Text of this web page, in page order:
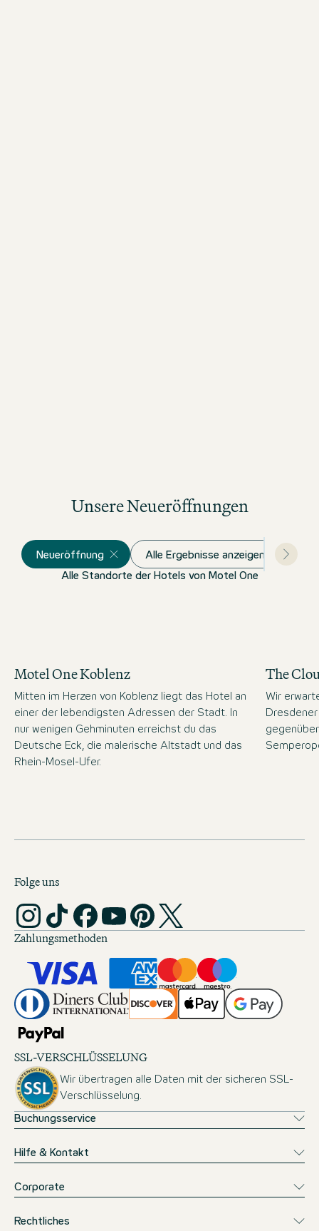
Unsere Neueröffnungen
Neueröffnung Alle Ergebnisse anzeigen
Alle Standorte der Hotels von Motel One
Motel One Koblenz
Mitten im Herzen von Koblenz liegt das Hotel an
einer der lebendigsten Adressen der Stadt. In
nur wenigen Gehminuten erreichst du das
Deutsche Eck, die malerische Altstadt und das
Rhein-Mosel-Ufer.
The
Wir
Folge uns
Zahlungsmethoden
SSL-VERSCHLÜSSELUNG
Wir übertragen alle Daten mit der sicheren SSL-
Verschlüsselung.
Buchungsservice
Hilfe & Kontakt
Corporate
Rechtliches